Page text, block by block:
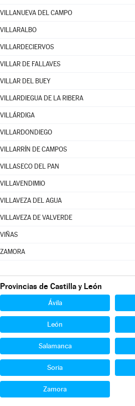
VILLANUEVA DEL CAMPO
VILLARALBO
VILLARDECIERVOS
VILLAR DE FALLAVES
VILLAR DEL BUEY
VILLARDIEGUA DE LA RIBERA
VILLÁRDIGA
VILLARDONDIEGO
VILLARRÍN DE CAMPOS
VILLASECO DEL PAN
VILLAVENDIMIO
VILLAVEZA DEL AGUA
VILLAVEZA DE VALVERDE
VIÑAS
ZAMORA
Provincias de Castilla y León
Ávila
León
Salamanca
Soria
Zamora